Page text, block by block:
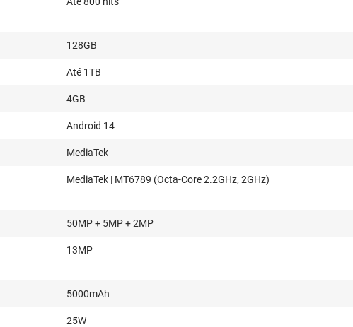
128GB
Até 1TB
4GB
Android 14
MediaTek
MediaTek | MT6789 (Octa-Core 2.2GHz, 2GHz)
50MP + 5MP + 2MP
13MP
5000mAh
25W